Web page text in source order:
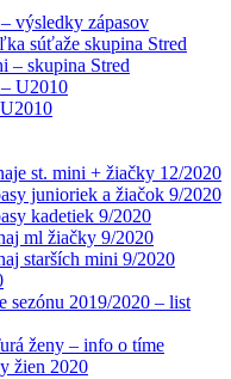
výsledky zápasov
súťaže skupina Stred
– skupina Stred
U2010
st. mini + žiačky 12/2020
junioriek a žiačok 9/2020
kadetiek 9/2020
ml žiačky 9/2020
starších mini 9/2020
sezónu 2019/2020 – list
ženy – info o tíme
žien 2020